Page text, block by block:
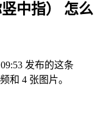
中指） 怎么
发布的这条
和 4 张图片。